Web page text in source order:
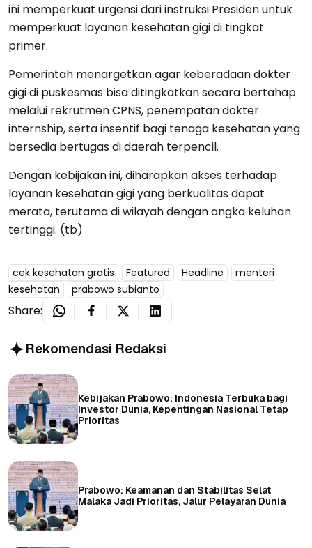
ini memperkuat urgensi dari instruksi Presiden untuk
memperkuat layanan kesehatan gigi di tingkat
primer.
Pemerintah menargetkan agar keberadaan dokter
gigi di puskesmas bisa ditingkatkan secara bertahap
melalui rekrutmen CPNS, penempatan dokter
internship, serta insentif bagi tenaga kesehatan yang
bersedia bertugas di daerah terpencil.
Dengan kebijakan ini, diharapkan akses terhadap
layanan kesehatan gigi yang berkualitas dapat
merata, terutama di wilayah dengan angka keluhan
tertinggi. (tb)
cek kesehatan gratis Featured Headline
menteri
kesehatan
prabowo subianto
Share:
Rekomendasi Redaksi
Kebijakan Prabowo: Indonesia Terbuka bagi
Investor Dunia, Kepentingan Nasional Tetap
Prioritas
Prabowo: Keamanan dan Stabilitas Selat
Malaka Jadi Prioritas, Jalur Pelayaran Dunia